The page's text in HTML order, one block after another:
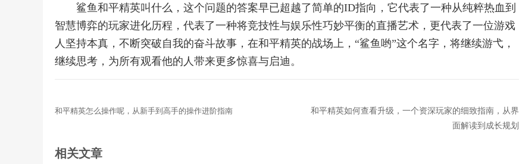
鲨鱼和平精英叫什么，这个问题的答案早已超越了简单的ID指向，它代表了一种从纯粹热血到
智慧博弈的玩家进化历程，代表了一种将竞技性与娱乐性巧妙平衡的直播艺术，更代表了一位游戏
人坚持本真，不断突破自我的奋斗故事，在和平精英的战场上，“鲨鱼哟”这个名字，将继续游弋，
继续思考，为所有观看他的人带来更多惊喜与启迪。
和平精英怎么操作呢，从新手到高手的操作进阶指南
和平精英如何查看升级，一个资深玩家的细致指南，从界
面解读到成长规划
相关文章